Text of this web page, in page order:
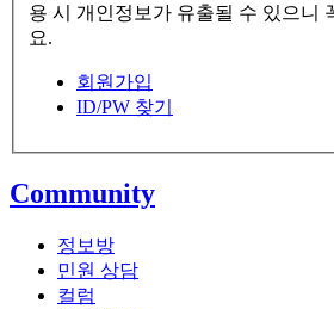
용 시 개인정보가 유출될 수 있으니
요.
회원가입
ID/PW 찾기
Community
정보방
민원 상담
컬럼